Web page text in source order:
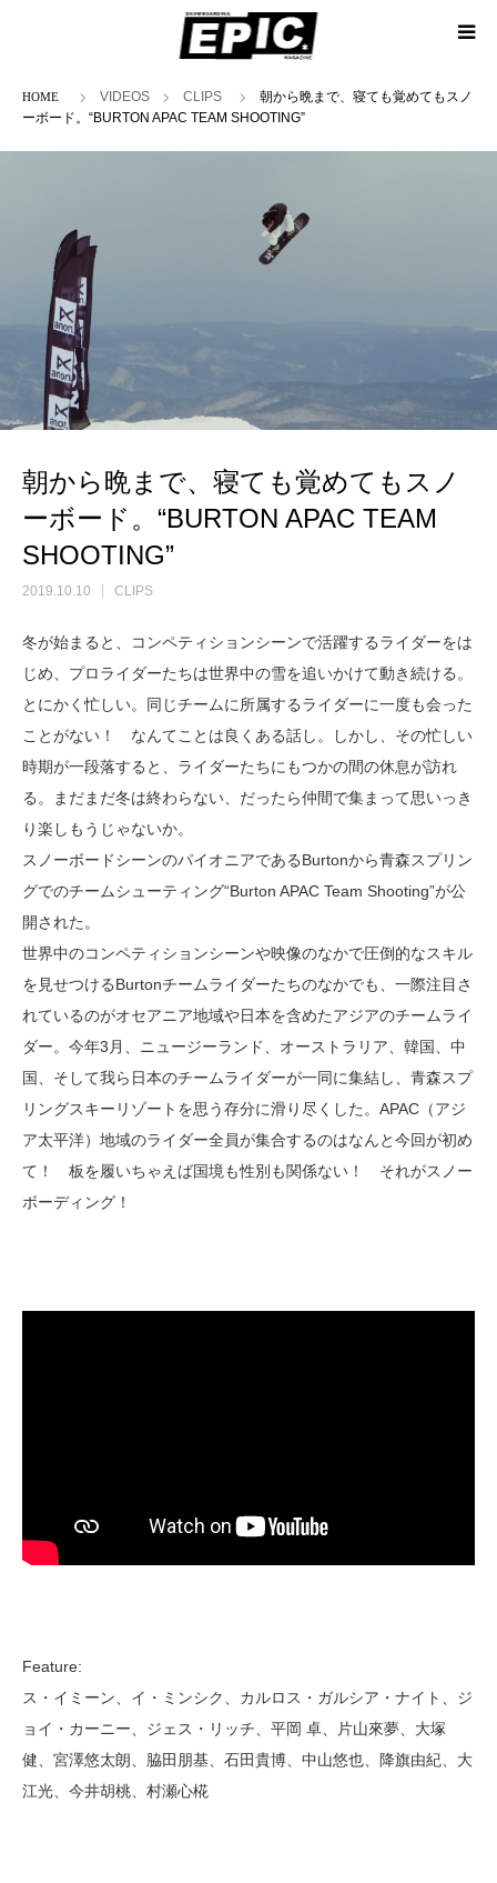
ホームVIDEOS CLIPS
朝から晩まで、寝ても覚めてもスノ
ーボード。“BURTON APAC TEAM SHOOTING”
朝から晩まで、寝ても覚めてもスノ
ーボード。“BURTON APAC TEAM
SHOOTING”
2019.10.10 CLIPS
冬が始まると、コンペティションシーンで活躍するライダーをは
じめ、プロライダーたちは世界中の雪を追いかけて動き続ける。
とにかく忙しい。同じチームに所属するライダーに一度も会った
ことがない！ なんてことは良くある話し。しかし、その忙しい
時期が一段落すると、ライダーたちにもつかの間の休息が訪れ
る。まだまだ冬は終わらない、だったら仲間で集まって思いっき
り楽しもうじゃないか。
スノーボードシーンのパイオニアであるBurtonから青森スプリン
グでのチームシューティング“Burton APAC Team Shooting”が公
開された。
世界中のコンペティションシーンや映像のなかで圧倒的なスキル
を見せつけるBurtonチームライダーたちのなかでも、一際注目さ
れているのがオセアニア地域や日本を含めたアジアのチームライ
ダー。今年3月、ニュージーランド、オーストラリア、韓国、中
国、そして我ら日本のチームライダーが一同に集結し、青森スプ
リングスキーリゾートを思う存分に滑り尽くした。APAC（アジ
ア太平洋）地域のライダー全員が集合するのはなんと今回が初め
て！ 板を履いちゃえば国境も性別も関係ない！ それがスノー
ボーディング！
Feature:
ス・イミーン、イ・ミンシク、カルロス・ガルシア・ナイト、ジ
ョイ・カーニー、ジェス・リッチ、平岡 卓、片山來夢、大塚
健、宮澤悠太朗、脇田朋基、石田貴博、中山悠也、降旗由紀、大
江光、今井胡桃、村瀬心椛